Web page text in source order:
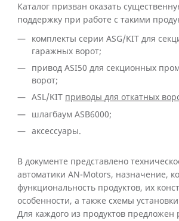
Каталог призван оказать
поддержку при работе с такими
комплекты серии ASG/KITдля
гаражных ворот;
приводASI50 для секционных
ворот;
ASL/KIT приводы для откатных
шлагбаумASB6000;
аксессуары.
В документе представлено
автоматики AN-Motors, назначение,
функциональность продуктов, их
особенности, а также схемы
Для каждого из продуктов предложен